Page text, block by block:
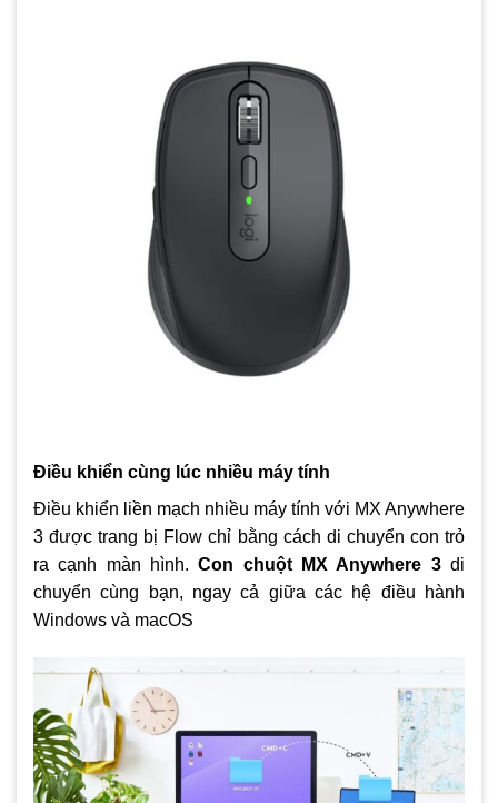
Điều khiển cùng lúc nhiều máy tính
Điều khiển liền mạch nhiều máy tính với MX Anywhere
3 được trang bị Flow chỉ bằng cách di chuyển con trỏ
ra cạnh màn hình.Con chuột MX Anywhere 3di
chuyển cùng bạn, ngay cả giữa các hệ điều hành
Windows và macOS